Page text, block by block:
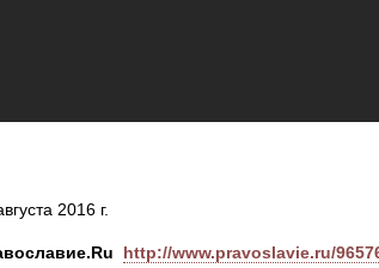
2016 г.
http://www.pravoslavie.ru/